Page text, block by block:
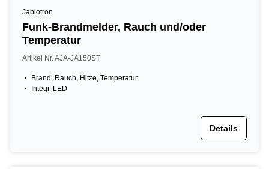
Jablotron
Funk-Brandmelder, Rauch und/oder
Temperatur
Artikel Nr. AJA-JA150ST
Brand, Rauch, Hitze, Temperatur
Integr. LED
Details